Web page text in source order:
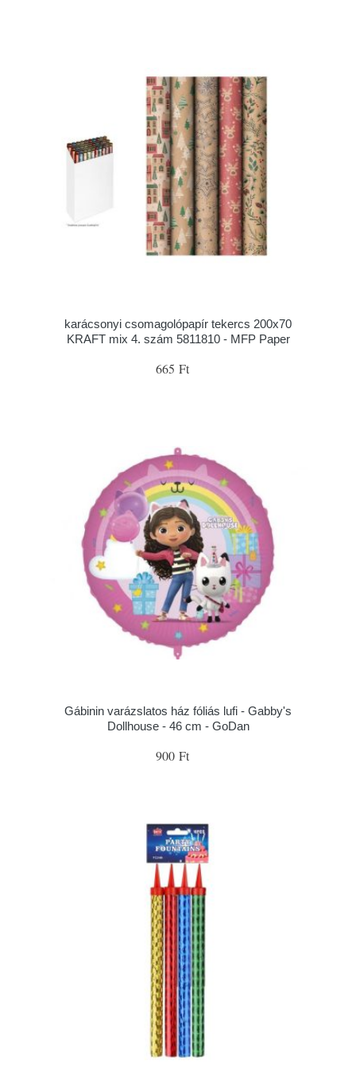
karácsonyi csomagolópapír tekercs 200x70
KRAFT mix 4. szám 5811810 - MFP Paper
665 Ft
Gábinin varázslatos ház fóliás lufi - Gabby's
Dollhouse - 46 cm - GoDan
900 Ft